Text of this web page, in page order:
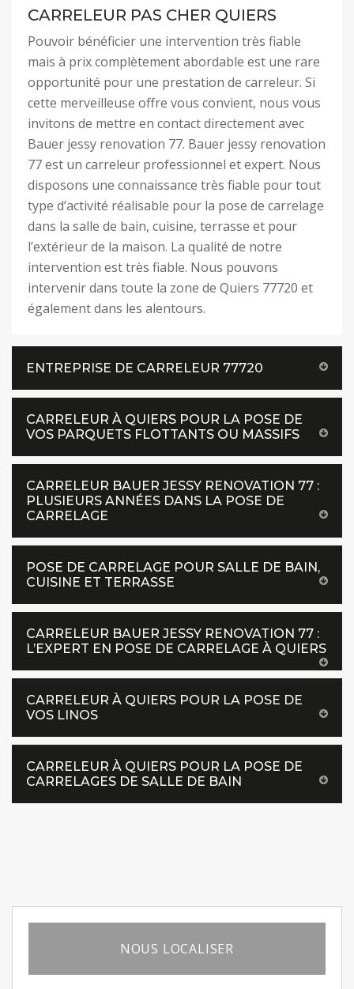
CARRELEUR PAS CHER QUIERS
Pouvoir bénéficier une intervention très fiable
mais à prix complètement abordable est une rare
opportunité pour une prestation de carreleur. Si
cette merveilleuse offre vous convient, nous vous
invitons de mettre en contact directement avec
Bauer jessy renovation 77. Bauer jessy renovation
77 est un carreleur professionnel et expert. Nous
disposons une connaissance très fiable pour tout
type d’activité réalisable pour la pose de carrelage
dans la salle de bain, cuisine, terrasse et pour
l’extérieur de la maison. La qualité de notre
intervention est très fiable. Nous pouvons
intervenir dans toute la zone de Quiers 77720 et
également dans les alentours.
ENTREPRISE DE CARRELEUR 77720
CARRELEUR À QUIERS POUR LA POSE DE
VOS PARQUETS FLOTTANTS OU MASSIFS
CARRELEUR BAUER JESSY RENOVATION 77 :
PLUSIEURS ANNÉES DANS LA POSE DE
CARRELAGE
POSE DE CARRELAGE POUR SALLE DE BAIN,
CUISINE ET TERRASSE
CARRELEUR BAUER JESSY RENOVATION 77 :
L’EXPERT EN POSE DE CARRELAGE À QUIERS
CARRELEUR À QUIERS POUR LA POSE DE
VOS LINOS
CARRELEUR À QUIERS POUR LA POSE DE
CARRELAGES DE SALLE DE BAIN
NOUS LOCALISER